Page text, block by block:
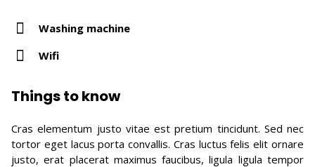
Washing machine
Wifi
Things to know
Cras elementum justo vitae est pretium tincidunt. Sed nec
tortor eget lacus porta convallis. Cras luctus felis elit ornare
justo, erat placerat maximus faucibus, ligula ligula tempor